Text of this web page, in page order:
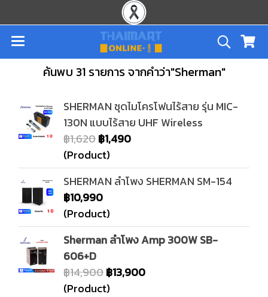
ค้นพบ 31 รายการ จากคำว่า"Sherman"
SHERMAN ชุดไมโครโฟนไร้สาย รุ่น MIC-
130N แบบไร้สาย UHF Wireless
฿1,620฿1,490
(Product)
SHERMAN ลำโพง SHERMAN SM-154
฿10,990
(Product)
Sherman ลำโพง Amp 300W SB-
606+D
฿14,900฿13,900
(Product)